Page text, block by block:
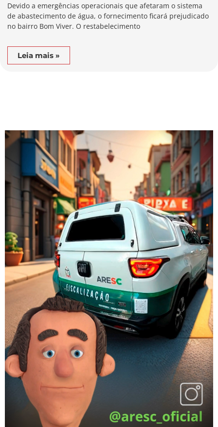
Devido a emergências operacionais que afetaram o sistema
de abastecimento de água, o fornecimento ficará prejudicado
no bairro Bom Viver. O restabelecimento
Leia mais »